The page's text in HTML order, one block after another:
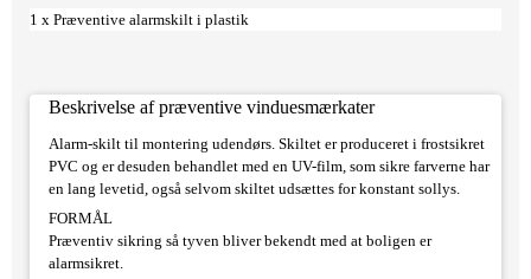
1 x Præventive alarmskilt i plastik
Beskrivelse af præventive vinduesmærkater
Alarm-skilt til montering udendørs. Skiltet er produceret i frostsikret
PVC og er desuden behandlet med en UV-film, som sikre farverne har
en lang levetid, også selvom skiltet udsættes for konstant sollys.
FORMÅL
Præventiv sikring så tyven bliver bekendt med at boligen er
alarmsikret.